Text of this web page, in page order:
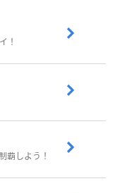
！
覇しよう！